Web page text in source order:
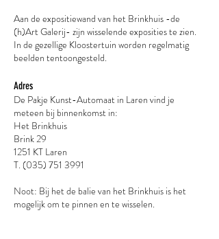
Aan de expositiewand van het Brinkhuis -de
(h)Art Galerij- zijn wisselende exposities te zien.
In de gezellige Kloostertuin worden regelmatig
beelden tentoongesteld.
Adres
De Pakje Kunst-Automaat in Laren vind je
meteen bij binnenkomst in:
Het Brinkhuis
Brink 29
1251 KT Laren
T. (035) 751 3991
Noot: Bij het de balie van het Brinkhuis is het
mogelijk om te pinnen en te wisselen.